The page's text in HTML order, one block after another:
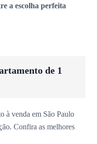
a escolha perfeita
de 1
à venda em São Paulo
Confira as melhores